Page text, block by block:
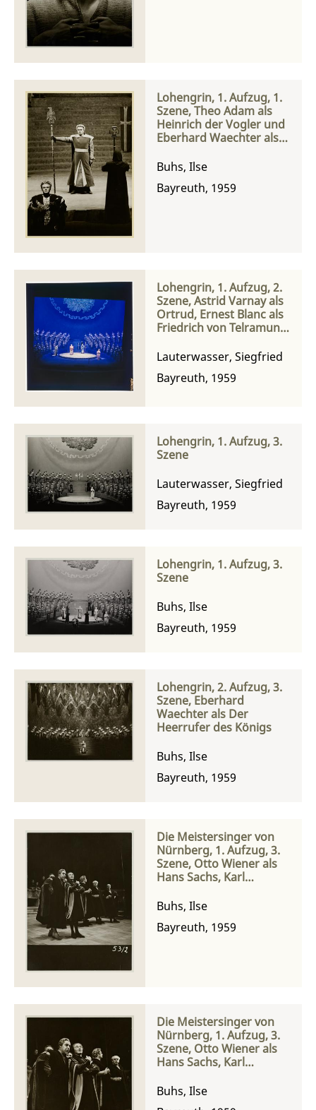
Lohengrin, 1. Aufzug, 1.
Szene, Theo Adam als
Heinrich der Vogler und
Eberhard Waechter als
Königs
Buhs, Ilse
Bayreuth, 1959
Lohengrin, 1. Aufzug, 2.
Szene, Astrid Varnay als
Ortrud, Ernest Blanc als
Friedrich von Telramund,
der Vogler, Eberhard
Waechter als Heerrufer,
Leonie Rysanek als Elsa
Lauterwasser, Siegfried
Bayreuth, 1959
Lohengrin, 1. Aufzug, 3.
Szene
Lauterwasser, Siegfried
Bayreuth, 1959
Lohengrin, 1. Aufzug, 3.
Szene
Buhs, Ilse
Bayreuth, 1959
Lohengrin, 2. Aufzug, 3.
Szene, Eberhard
Waechter als Der
Heerrufer des Königs
Buhs, Ilse
Bayreuth, 1959
Die Meistersinger von
Nürnberg, 1. Aufzug, 3.
Szene, Otto Wiener als
Hans Sachs, Karl
Beckmesser, Eberhard
Waechter als Fritz
Kothner und Egmont
Buhs, Ilse
Bayreuth, 1959
Die Meistersinger von
Nürnberg, 1. Aufzug, 3.
Szene, Otto Wiener als
Hans Sachs, Karl
Beckmesser, Eberhard
Waechter als Fritz
Buhs, Ilse